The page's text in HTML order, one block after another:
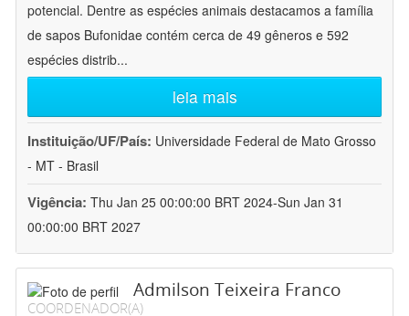
potencial. Dentre as espécies animais destacamos a família
de sapos Bufonidae contém cerca de 49 gêneros e 592
espécies distrib...
leia mais
Instituição/UF/País: Universidade Federal de Mato Grosso
- MT - Brasil
Vigência: Thu Jan 25 00:00:00 BRT 2024-Sun Jan 31
00:00:00 BRT 2027
Admilson Teixeira Franco
COORDENADOR(A)